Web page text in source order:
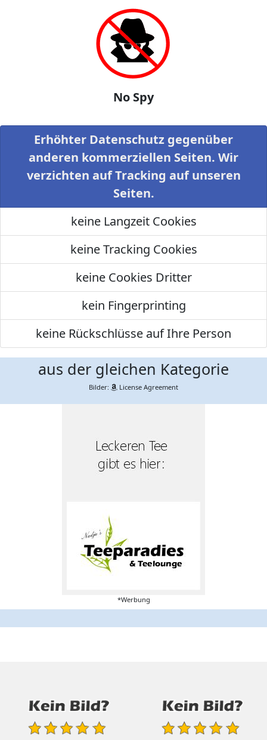
No Spy
Erhöhter Datenschutz gegenüber
anderen kommerziellen Seiten. Wir
verzichten auf Tracking auf unseren
Seiten.
keine Langzeit Cookies
keine Tracking Cookies
keine Cookies Dritter
kein Fingerprinting
keine Rückschlüsse auf Ihre Person
aus der gleichen Kategorie
Bilder: License Agreement
*Werbung